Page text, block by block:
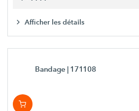
Afficher les détails
Bandage | 171108